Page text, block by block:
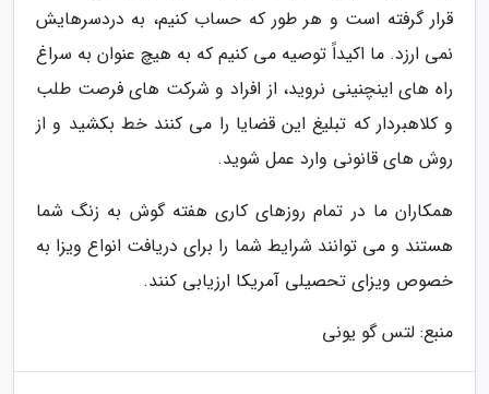
قرار گرفته است و هر طور که حساب کنیم، به دردسرهایش
نمی ارزد. ما اکیداً توصیه می کنیم که به هیچ عنوان به سراغ
راه های اینچنینی نروید، از افراد و شرکت های فرصت طلب
و کلاهبردار که تبلیغ این قضایا را می کنند خط بکشید و از
روش های قانونی وارد عمل شوید.
همکاران ما در تمام روزهای کاری هفته گوش به زنگ شما
هستند و می توانند شرایط شما را برای دریافت انواع ویزا به
خصوص ویزای تحصیلی آمریکا ارزیابی کنند.
منبع: لتس گو یونی